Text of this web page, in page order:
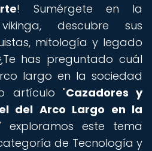
! Sumérgete en la
descubre sus
mitología y legado
has preguntado cuál
largo en la sociedad
artículo "Cazadores y
del Arco Largo en la
exploramos este tema
de Tecnología y